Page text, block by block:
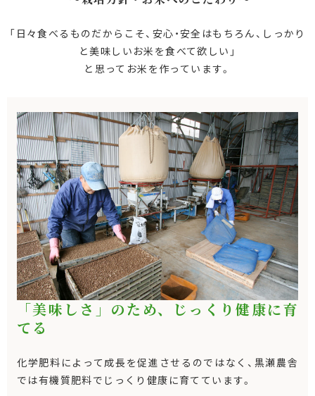
「日々食べるものだからこそ、安心・安全はもちろん、しっかり
と美味しいお米を食べて欲しい」
と思ってお米を作っています。
「美味しさ」のため、じっくり健康に育
てる
化学肥料によって成長を促進させるのではなく、黒瀬農舎
では有機質肥料でじっくり健康に育てています。